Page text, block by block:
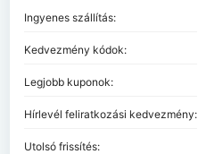
Ingyenes szállítás:
Kedvezmény kódok:
Legjobb kuponok:
Hírlevél feliratkozási kedvezmény:
Utolsó frissítés: